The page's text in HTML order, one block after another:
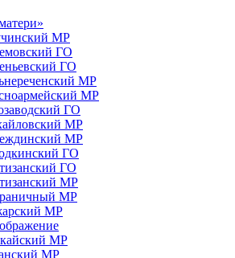
МР
ГО
ГО
МР
МР
ГО
МР
МР
ГО
ГО
МР
МР
МР
МР
МР